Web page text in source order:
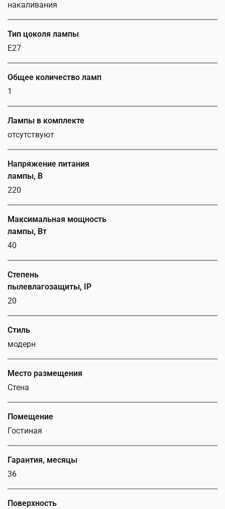
накаливания
Тип цоколя лампы
E27
Общее количество ламп
1
Лампы в комплекте
отсутствуют
Напряжение питания
лампы, В
220
Максимальная мощность
лампы, Вт
40
Степень
пылевлагозащиты, IP
20
Стиль
модерн
Место размещения
Стена
Помещение
Гостиная
Гарантия, месяцы
36
Поверхность